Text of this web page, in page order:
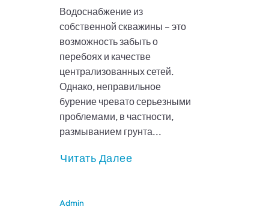
Водоснабжение из
собственной скважины – это
возможность забыть о
перебоях и качестве
централизованных сетей.
Однако, неправильное
бурение чревато серьезными
проблемами, в частности,
размыванием грунта...
Читать Далее
Admin